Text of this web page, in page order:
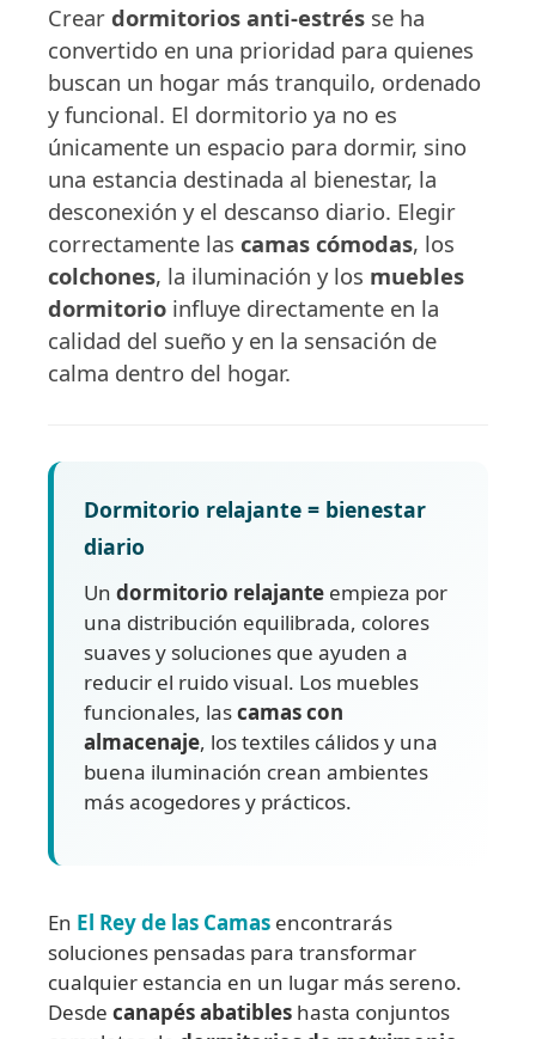
Crear dormitorios anti-estrés se ha
convertido en una prioridad para quienes
buscan un hogar más tranquilo, ordenado
y funcional. El dormitorio ya no es
únicamente un espacio para dormir, sino
una estancia destinada al bienestar, la
desconexión y el descanso diario. Elegir
correctamente las camas cómodas, los
colchones, la iluminación y los muebles
dormitorio influye directamente en la
calidad del sueño y en la sensación de
calma dentro del hogar.
Dormitorio relajante = bienestar
diario
Un dormitorio relajante empieza por
una distribución equilibrada, colores
suaves y soluciones que ayuden a
reducir el ruido visual. Los muebles
funcionales, lascamas con
almacenaje, los textiles cálidos y una
buena iluminación crean ambientes
más acogedores y prácticos.
En El Rey de las Camas encontrarás
soluciones pensadas para transformar
cualquier estancia en un lugar más sereno.
Desde canapés abatibles hasta conjuntos